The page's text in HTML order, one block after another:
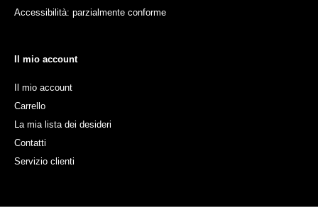
Accessibilità: parzialmente conforme
Il mio account
Il mio account
Carrello
La mia lista dei desideri
Contatti
Servizio clienti